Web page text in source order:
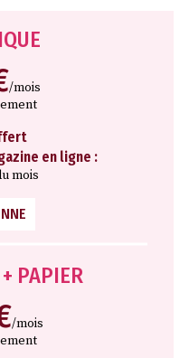
/mois
en ligne :
mois
PAPIER
/mois